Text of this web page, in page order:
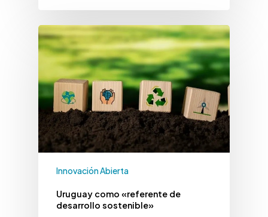
Innovación Abierta
Uruguay como «referente de
desarrollo sostenible»